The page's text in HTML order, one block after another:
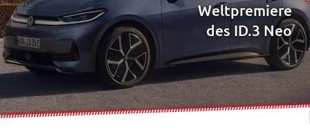
Weltpremiere
des ID.3 Neo